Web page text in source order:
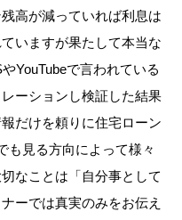
高が減っていれば利息は
いますが果たして本当な
YouTubeで言われている
ーションし検証した結果
だけを頼りに住宅ローン
も見る方向によって様々
なことは「自分事として
ーでは真実のみをお伝え